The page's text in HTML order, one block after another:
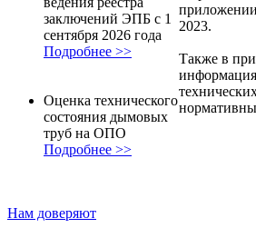
заключений ЭПБ с 1
сентября 2026 года
Подробнее >>
Оценка технического
состояния дымовых
труб на ОПО
Подробнее >>
2023.
Также в
Нам доверяют